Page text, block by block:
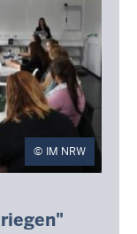
IM NRW